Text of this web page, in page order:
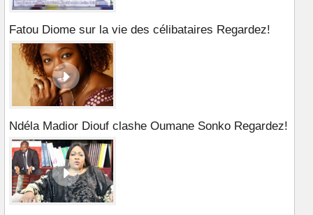
Fatou Diome sur la vie des célibataires Regardez!
Ndéla Madior Diouf clashe Oumane Sonko Regardez!